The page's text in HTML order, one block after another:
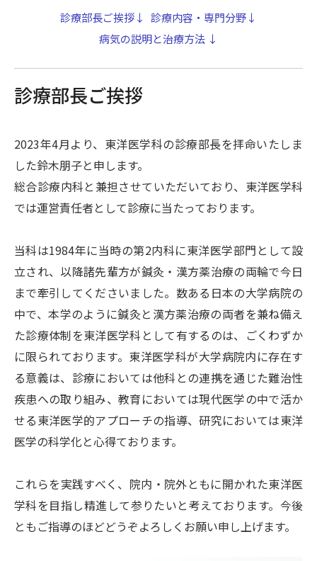
診療部長ご挨拶↓ 診療内容・専門分野↓
病気の説明と治療方法 ↓
診療部長ご挨拶
2023年4月より、東洋医学科の診療部長を拝命いたしま
した鈴木朋子と申します。
総合診療内科と兼担させていただいており、東洋医学科
では運営責任者として診療に当たっております。
当科は1984年に当時の第2内科に東洋医学部門として設
立され、以降諸先輩方が鍼灸・漢方薬治療の両輪で今日
まで牽引してくださいました。数ある日本の大学病院の
中で、本学のように鍼灸と漢方薬治療の両者を兼ね備え
た診療体制を東洋医学科として有するのは、ごくわずか
に限られております。東洋医学科が大学病院内に存在す
る意義は、診療においては他科との連携を通じた難治性
疾患への取り組み、教育においては現代医学の中で活か
せる東洋医学的アプローチの指導、研究においては東洋
医学の科学化と心得ております。
これらを実践すべく、院内・院外ともに開かれた東洋医
学科を目指し精進して参りたいと考えております。今後
ともご指導のほどどうぞよろしくお願い申し上げます。
患者サービスのご案内
入院
入退院の手続き
入院される方
ご面会
ファミリーハウス
患者サービスのご案内
診療科・センター・部門
診療科
センター
看護部
管理部門
埼玉医科大学訪問看護ステーション